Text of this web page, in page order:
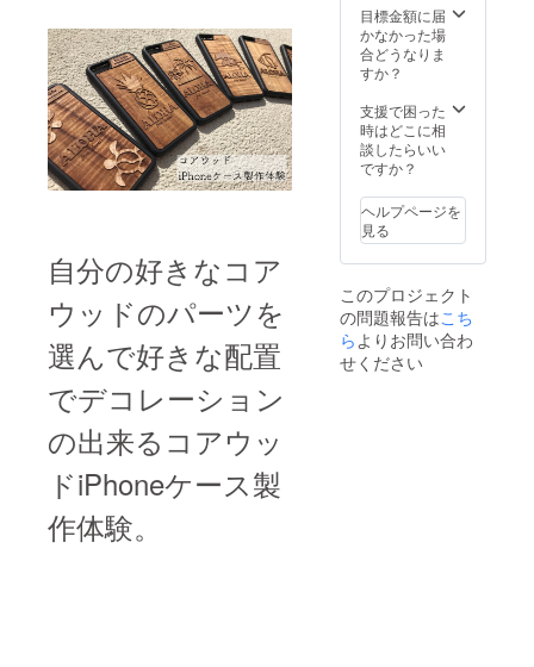
自分の好きなコア
ウッドのパーツを
選んで好きな配置
でデコレーション
の出来るコアウッ
ドiPhoneケース製
作体験。
イント
した可
愛いス
ついて
いま
す。ご
旅行の
スメ入
れなど
にも最
適のサ
す。 ＊
日本国
内市場
予想価
格：
ださ
い。 ＊
日本国
内市場
格：
トート
バッグ
¥3800
れベ
アー
￥3700(
※海外直
¥1700
含む)、
小物
ポーチ
¥1100
目標金額に届
かなかった場
合どうなりま
すか？
支援で困った
時はどこに相
談したらいい
ですか？
ヘルプページを
見る
このプロジェクト
の問題報告はこち
らよりお問い合わ
せください